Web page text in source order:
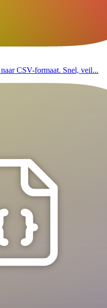
CSV-formaat. Snel, veil...